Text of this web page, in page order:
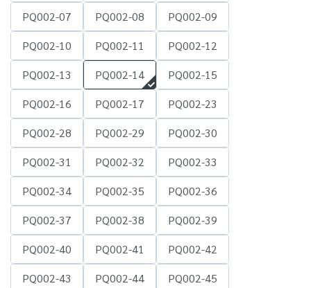
PQ002-07
PQ002-08
PQ002-09
PQ002-10
PQ002-11
PQ002-12
PQ002-13
PQ002-14
PQ002-15
PQ002-16
PQ002-17
PQ002-23
PQ002-28
PQ002-29
PQ002-30
PQ002-31
PQ002-32
PQ002-33
PQ002-34
PQ002-35
PQ002-36
PQ002-37
PQ002-38
PQ002-39
PQ002-40
PQ002-41
PQ002-42
PQ002-43
PQ002-44
PQ002-45